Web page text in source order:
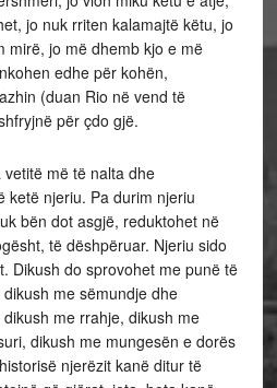
jo nuk rriten kalamajtë këtu, jo
mirë, jo më dhemb kjo e më
edhe për kohën,
(duan Rio në vend të
për çdo gjë.
më të nalta dhe
ketë njeriu. Pa durim njeriu
bën dot asgjë, reduktohet në
të dëshpëruar. Njeriu sido
Dikush do sprovohet me punë të
me sëmundje dhe
me rrahje, dikush me
dikush me mungesën e dorës
njerëzit kanë ditur të